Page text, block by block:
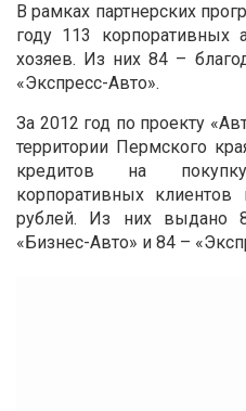
В рамках партнерских
году 113 корпоративных
хозяев. Из них 84 –
«Экспресс-Авто».
За 2012 год по проекту
территории Пермского
кредитов на
корпоративных
рублей. Из них выдано
«Бизнес-Авто» и 84 –